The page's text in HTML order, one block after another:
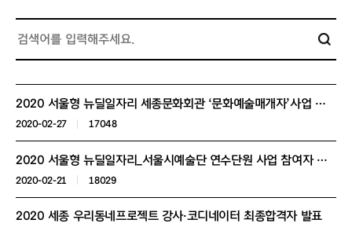
2020 서울형 뉴딜일자리 세종문화회관 ‘문화예술매개자’사업 참여자 선발 최종 합격자 발표 및 근무개시 안내
2020-02-27 17048
2020 서울형 뉴딜일자리_서울시예술단 연수단원 사업 참여자 선발 1차 서류전형 추가 합격자 안내
2020-02-21 18029
2020 세종 우리동네프로젝트 강사·코디네이터 최종합격자 발표